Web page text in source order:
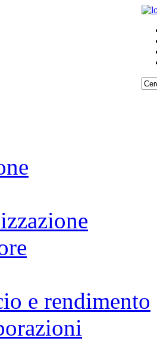
e rendimento